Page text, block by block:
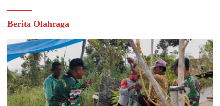
Berita Olahraga